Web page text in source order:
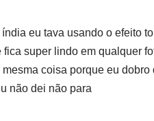
eu tava usando o efeito
super lindo em qualquer
coisa porque eu
não dei não para